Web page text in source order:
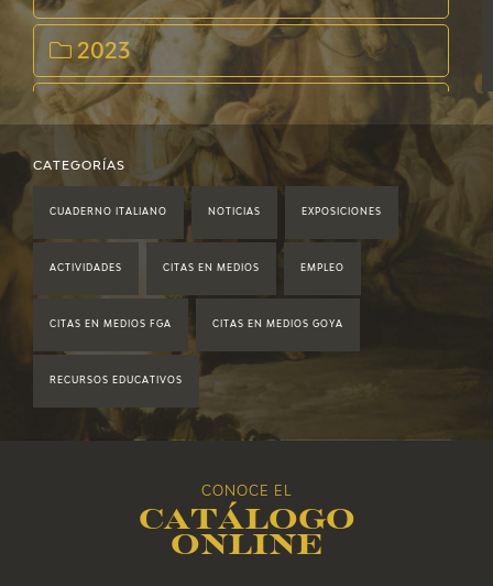
2023
2022
2021
2017
CATEGORÍAS
CUADERNO ITALIANO NOTICIAS EXPOSICIONES
ACTIVIDADES CITAS EN MEDIOS EMPLEO
CITAS EN MEDIOS FGA CITAS EN MEDIOS GOYA
RECURSOS EDUCATIVOS
CONOCE EL
Catálogo
online